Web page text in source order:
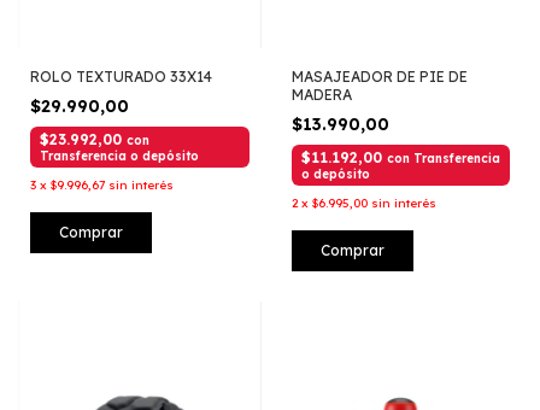
ROLO TEXTURADO 33X14
$29.990,00
$23.992,00 con
Transferencia o depósito
3 x $9.996,67 sin interés
Comprar
MASAJEADOR DE PIE DE
MADERA
$13.990,00
$11.192,00 con Transferencia
o depósito
2 x $6.995,00 sin interés
Comprar